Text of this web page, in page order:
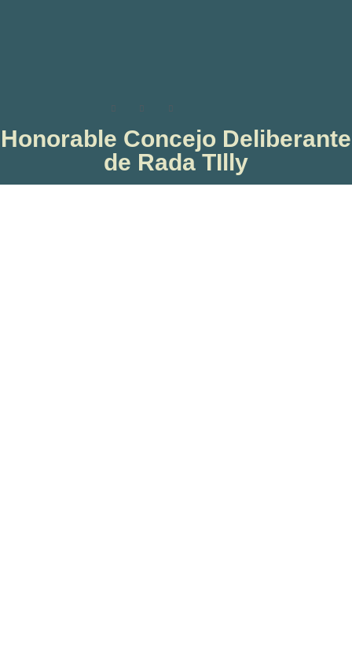
Honorable Concejo Deliberante
de Rada TIlly